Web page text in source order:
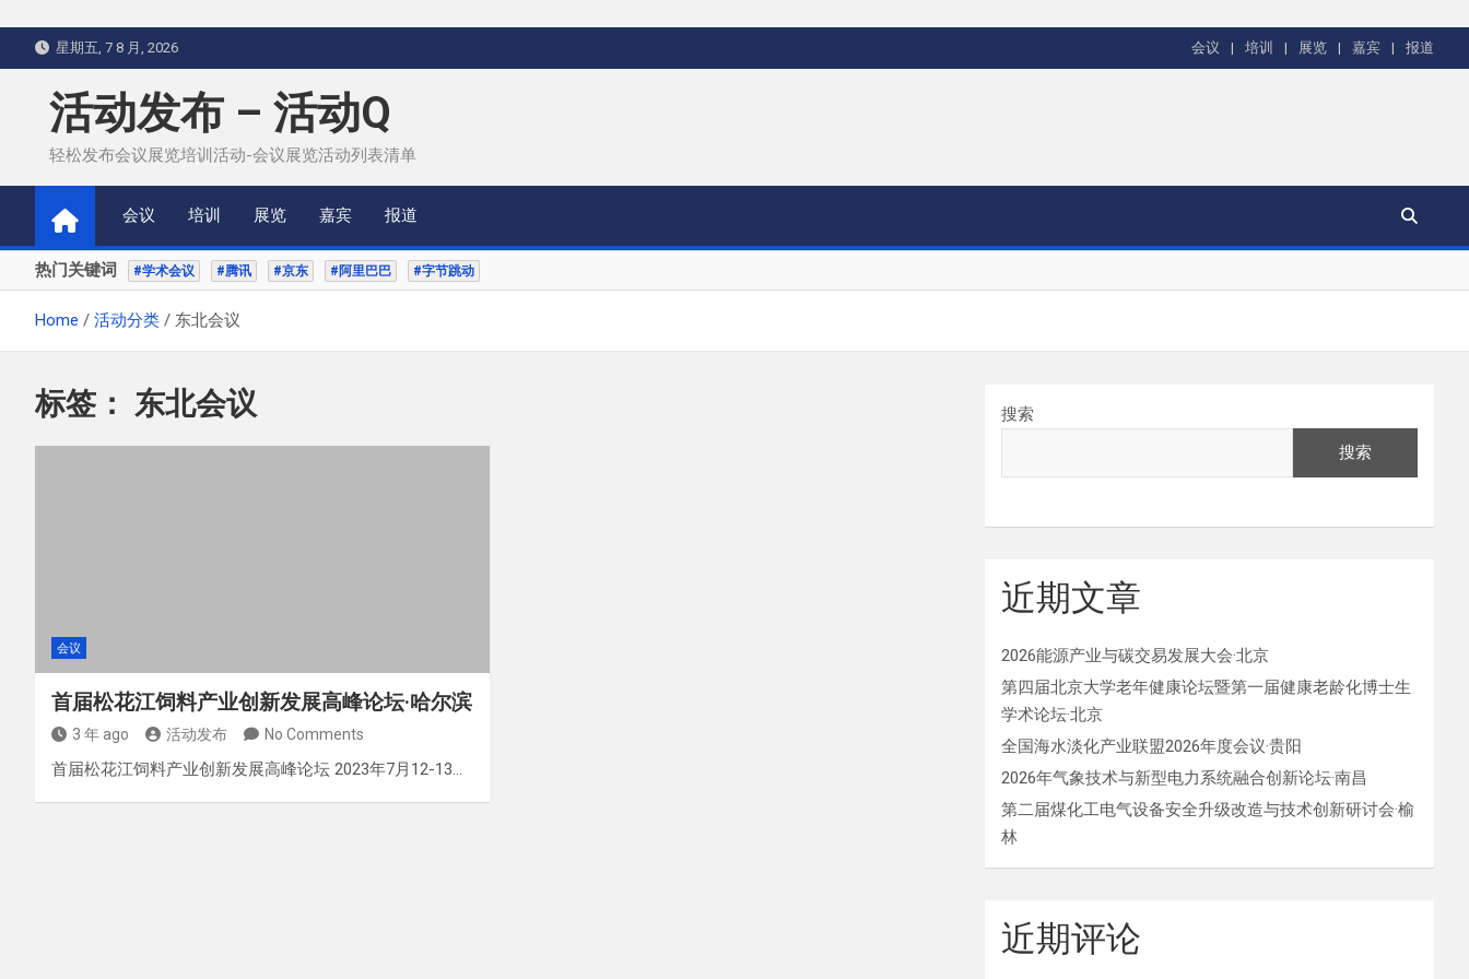
to
content
星期五, 7 8 月, 2026 会议 培训 展览 嘉宾 报道
活动发布 – 活动Q
轻松发布会议展览培训活动-会议展览活动列表清单
会议 培训 展览 嘉宾 报道
热门关键词 #学术会议 #腾讯 #京东 #阿里巴巴 #字节跳动
Home 活动分类 东北会议
标签： 东北会议
会议
首届松花江饲料产业创新发展高峰论坛·哈尔滨
3 年 ago 活动发布 No Comments
首届松花江饲料产业创新发展高峰论坛 2023年7月12-13…
搜索
搜索
近期文章
2026能源产业与碳交易发展大会·北京
第四届北京大学老年健康论坛暨第一届健康老龄化博士生
学术论坛·北京
全国海水淡化产业联盟2026年度会议·贵阳
2026年气象技术与新型电力系统融合创新论坛·南昌
第二届煤化工电气设备安全升级改造与技术创新研讨会·榆
林
近期评论